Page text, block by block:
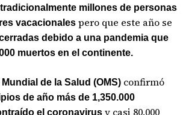
millones de personas
vacacionalespero que este año se
debido a una pandemia que
muertos en el continente.
de la Salud (OMS) confirmó
de año más de 1,350.000
el coronavirusy casi 80,000